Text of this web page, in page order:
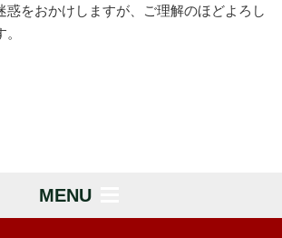
惑をおかけしますが、ご理解のほどよろし
MENU